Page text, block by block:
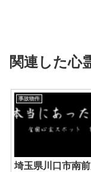
関連した心
事故物件
埼玉県川口市南